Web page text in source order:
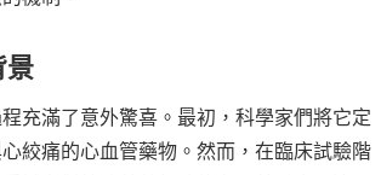
景
充滿了意外驚喜。最初，科學家們將它定
絞痛的心血管藥物。然而，在臨床試驗階